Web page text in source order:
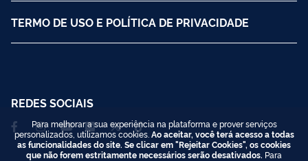
TERMO DE USO E POLÍTICA DE PRIVACIDADE
REDES SOCIAIS
Para melhorar a sua experiência na plataforma e prover serviços
personalizados, utilizamos cookies. Ao aceitar, você terá acesso a todas
as funcionalidades do site. Se clicar em "Rejeitar Cookies", os cookies
que não forem estritamente necessários serão desativados. Para